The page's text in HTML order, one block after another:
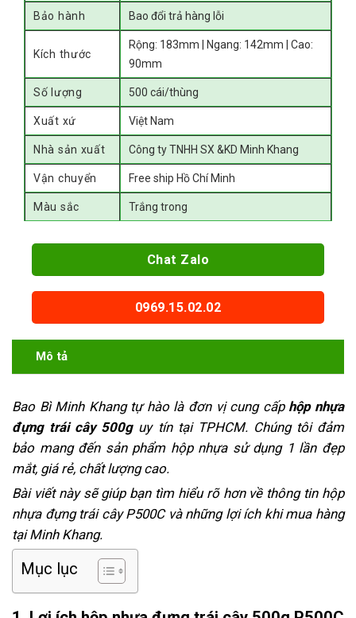
Bảo hành Bao đổi trả hàng lỗi
Kích thước
Rộng: 183mm | Ngang: 142mm | Cao:
90mm
Số lượng 500 cái/thùng
Xuất xứ Việt Nam
Nhà sản xuất Công ty TNHH SX &KD Minh Khang
Vận chuyển Free ship Hồ Chí Minh
Màu sắc Trắng trong
Chat Zalo
0969.15.02.02
Mô tả
Bao Bì Minh Khang tự hào là đơn vị cung cấp hộp nhựa
đựng trái cây 500guy tín tại TPHCM. Chúng tôi đảm
bảo mang đến sản phẩm hộp nhựa sử dụng 1 lần đẹp
mắt, giá rẻ, chất lượng cao.
Bài viết này sẽ giúp bạn tìm hiểu rõ hơn về thông tin hộp
nhựa đựng trái cây P500C và những lợi ích khi mua hàng
tại Minh Khang.
Mục lục